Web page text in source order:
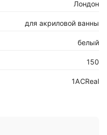
Лондон
для акриловой ванны
белый
150
1ACReal